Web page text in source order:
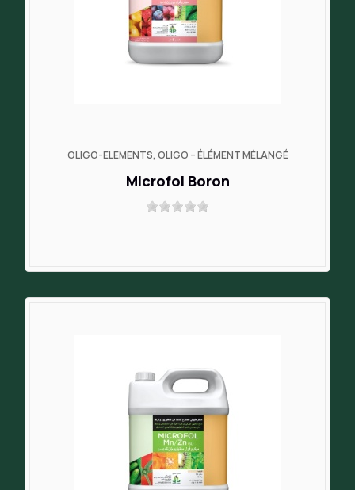
OLIGO-ELEMENTS, OLIGO – ÉLÉMENT MÉLANGÉ
Microfol Boron